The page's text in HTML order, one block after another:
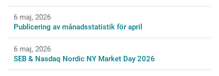
6 maj, 2026
Publicering av månadsstatistik för april
6 maj, 2026
SEB & Nasdaq Nordic NY Market Day 2026